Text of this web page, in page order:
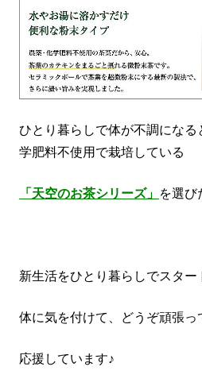
ひとり暮らしで体が不調にな
学肥料不使用で栽培している
「天空のお茶シリーズ」 を選び
新生活をひとり暮らしでスター
体に気を付けて、どうぞ頑張っ
応援しています♪